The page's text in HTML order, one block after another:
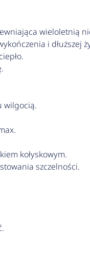
wieloletnią
i dłuższej
wilgocią.
kołyskowym.
szczelności.